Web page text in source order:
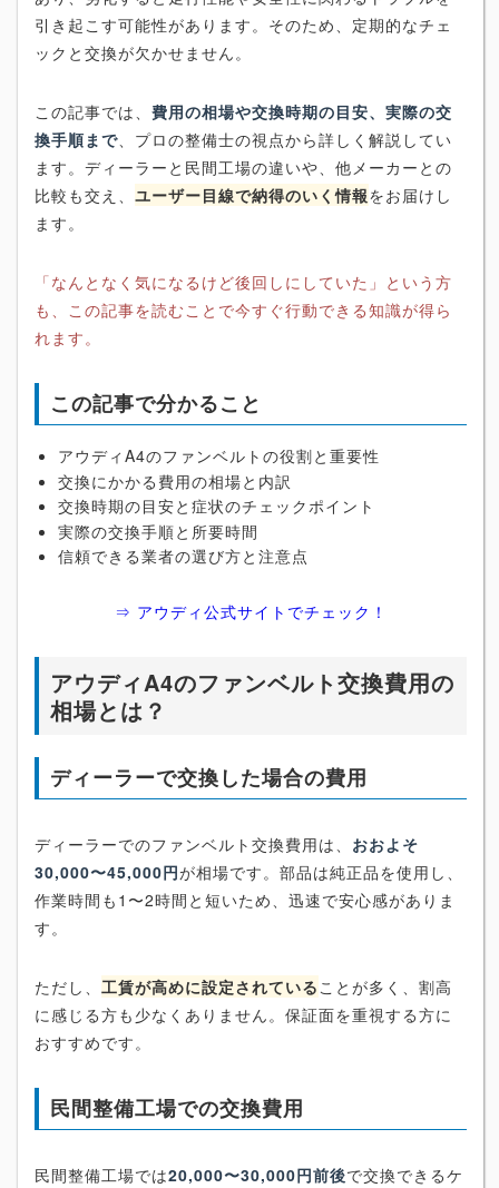
引き起こす可能性があります。そのため、定期的なチェ
ックと交換が欠かせません。
この記事では、 費用の相場や交換時期の目安、実際の交
換手順まで、プロの整備士の視点から詳しく解説してい
ます。ディーラーと民間工場の違いや、他メーカーとの
比較も交え、 ユーザー目線で納得のいく情報をお届けし
ます。
「なんとなく気になるけど後回しにしていた」という方
も、この記事を読むことで今すぐ行動できる知識が得ら
れます。
この記事で分かること
アウディA4のファンベルトの役割と重要性
交換にかかる費用の相場と内訳
交換時期の目安と症状のチェックポイント
実際の交換手順と所要時間
信頼できる業者の選び方と注意点
⇒ アウディ公式サイトでチェック！
アウディA4のファンベルト交換費用の
相場とは？
ディーラーで交換した場合の費用
ディーラーでのファンベルト交換費用は、 おおよそ
30,000〜45,000円が相場です。部品は純正品を使用し、
作業時間も1〜2時間と短いため、迅速で安心感がありま
す。
ただし、 工賃が高めに設定されていることが多く、割高
に感じる方も少なくありません。保証面を重視する方に
おすすめです。
民間整備工場での交換費用
民間整備工場では20,000〜30,000円前後で交換できるケ